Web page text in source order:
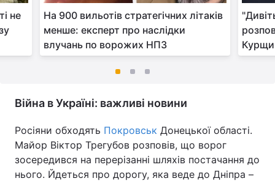
не
На 900 вильотів стратегічних літаків
менше: експерт про наслідки
влучань по ворожих НПЗ
Війна в Україні: важливі новини
Росіяни обходять Покровськ Донецької області.
Майор Віктор Трегубов розповів, що ворог
зосередився на перерізанні шляхів постачання до
нього. Йдеться про дорогу, яка веде до Дніпра –